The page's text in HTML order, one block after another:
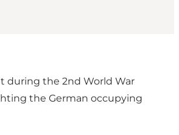
during the 2nd World War
the German occupying